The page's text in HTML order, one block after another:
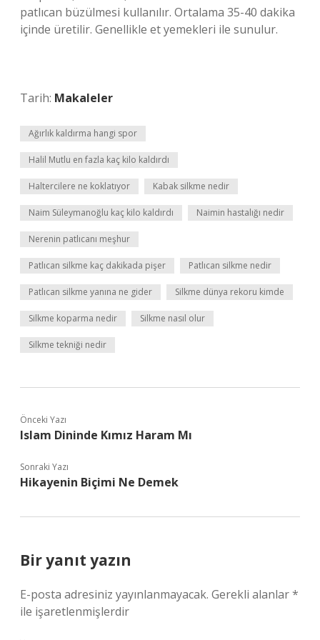
patlıcan büzülmesi kullanılır. Ortalama 35-40 dakika
içinde üretilir. Genellikle et yemekleri ile sunulur.
Tarih: Makaleler
Ağırlık kaldırma hangi spor
Halil Mutlu en fazla kaç kilo kaldırdı
Haltercilere ne koklatıyor Kabak silkme nedir
Naim Süleymanoğlu kaç kilo kaldırdı Naimin hastalığı nedir
Nerenin patlıcanı meşhur
Patlıcan silkme kaç dakikada pişer Patlıcan silkme nedir
Patlıcan silkme yanına ne gider Silkme dünya rekoru kimde
Silkme koparma nedir Silkme nasıl olur
Silkme tekniği nedir
Önceki Yazı
Islam Dininde Kımız Haram Mı
Sonraki Yazı
Hikayenin Biçimi Ne Demek
Bir yanıt yazın
E-posta adresiniz yayınlanmayacak. Gerekli alanlar*
ile işaretlenmişlerdir